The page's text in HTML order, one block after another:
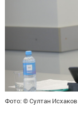
Фото: © Султан